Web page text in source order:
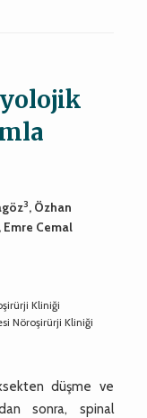
3, Özhan
, Emre Cemal
Kliniği
Nöroşirürji Kliniği
düşme ve
sonra, spinal